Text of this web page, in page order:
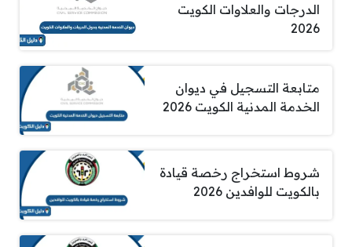
الدرجات والعلاوات الكويت
2026
متابعة التسجيل في ديوان
الخدمة المدنية الكويت 2026
شروط استخراج رخصة قيادة
بالكويت للوافدين 2026